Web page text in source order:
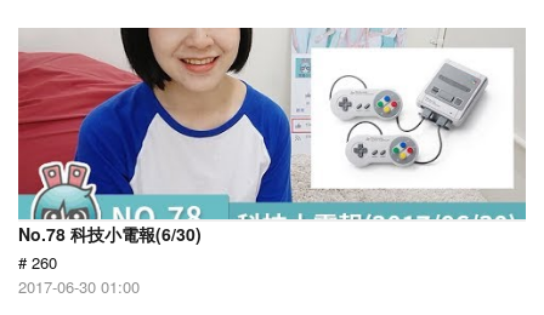
No.78 科技小電報(6/30)
# 260
2017-06-30 01:00